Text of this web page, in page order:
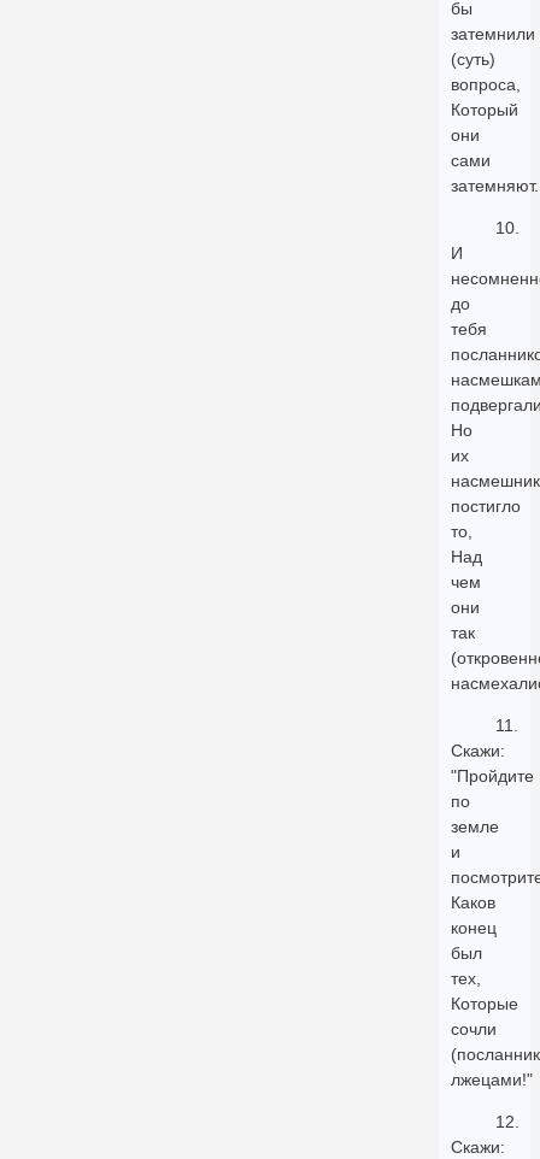
бы
затемнили
(суть)
вопроса,
Который
они
сами
затемняют.
10.
И
до
тебя
Но
их
постигло
то,
Над
чем
они
так
11.
Скажи:
"Пройдите
по
земле
и
Каков
конец
был
тех,
Которые
сочли
лжецами!"
12.
Скажи: